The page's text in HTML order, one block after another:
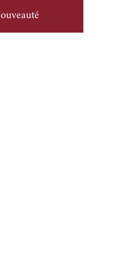
Nouveauté